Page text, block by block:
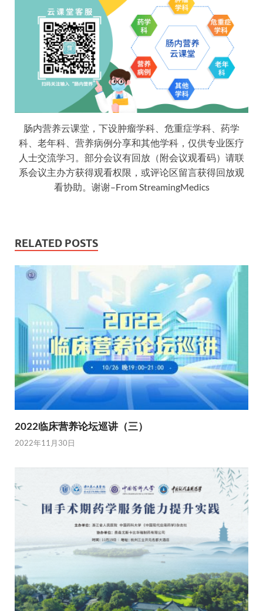
肠内营养云课堂，下设肿瘤学科、危重症学科、药学
科、老年科、营养病例分享和其他学科，仅供专业医疗
人士交流学习。部分会议有回放（附会议观看码）请联
系会议主办方获得观看权限，或评论区留言获得回放观
看协助。谢谢–From StreamingMedics
RELATED POSTS
2022临床营养论坛巡讲（三）
2022年11月30日